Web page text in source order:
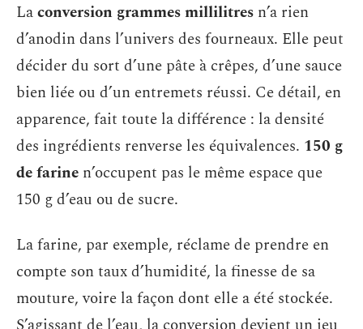
Laconversion grammes millilitres n’a rien
d’anodin dans l’univers des fourneaux. Elle peut
décider du sort d’une pâte à crêpes, d’une sauce
bien liée ou d’un entremets réussi. Ce détail, en
apparence, fait toute la différence : la densité
des ingrédients renverse les équivalences. 150 g
de farine n’occupent pas le même espace que
150 g d’eau ou de sucre.
La farine, par exemple, réclame de prendre en
compte son taux d’humidité, la finesse de sa
mouture, voire la façon dont elle a été stockée.